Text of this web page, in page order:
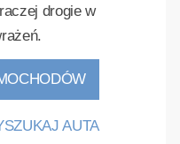
drogie w
AUTA